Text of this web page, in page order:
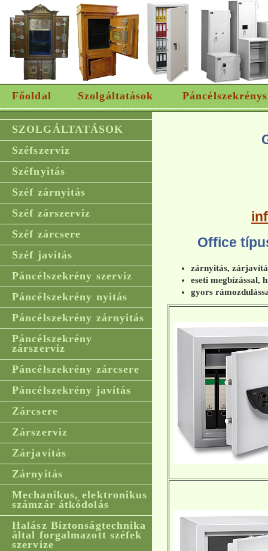
Főoldal Szolgáltatások
SZOLGÁLTATÁSOK
Széfszerviz
Széfnyitás
Széf zárnyitás
Széf zárszerviz
Széf zárcsere
Széf javítás
Páncélszekrény szerviz
Páncélszekrény nyitás
Páncélszekrény zárnyitás
Páncélszekrény
zárszerviz
Páncélszekrény zárcsere
Páncélszekrény javítás
Zárcsere
Zárszerviz
Zárjavítás
Zárnyitás
Mechanikus, elektronikus
számzár átkódolás
Halász Biztonságtechnika
által forgalmazott széfek
szervize
Office
zárnyitás,
eseti megbízással,
gyors